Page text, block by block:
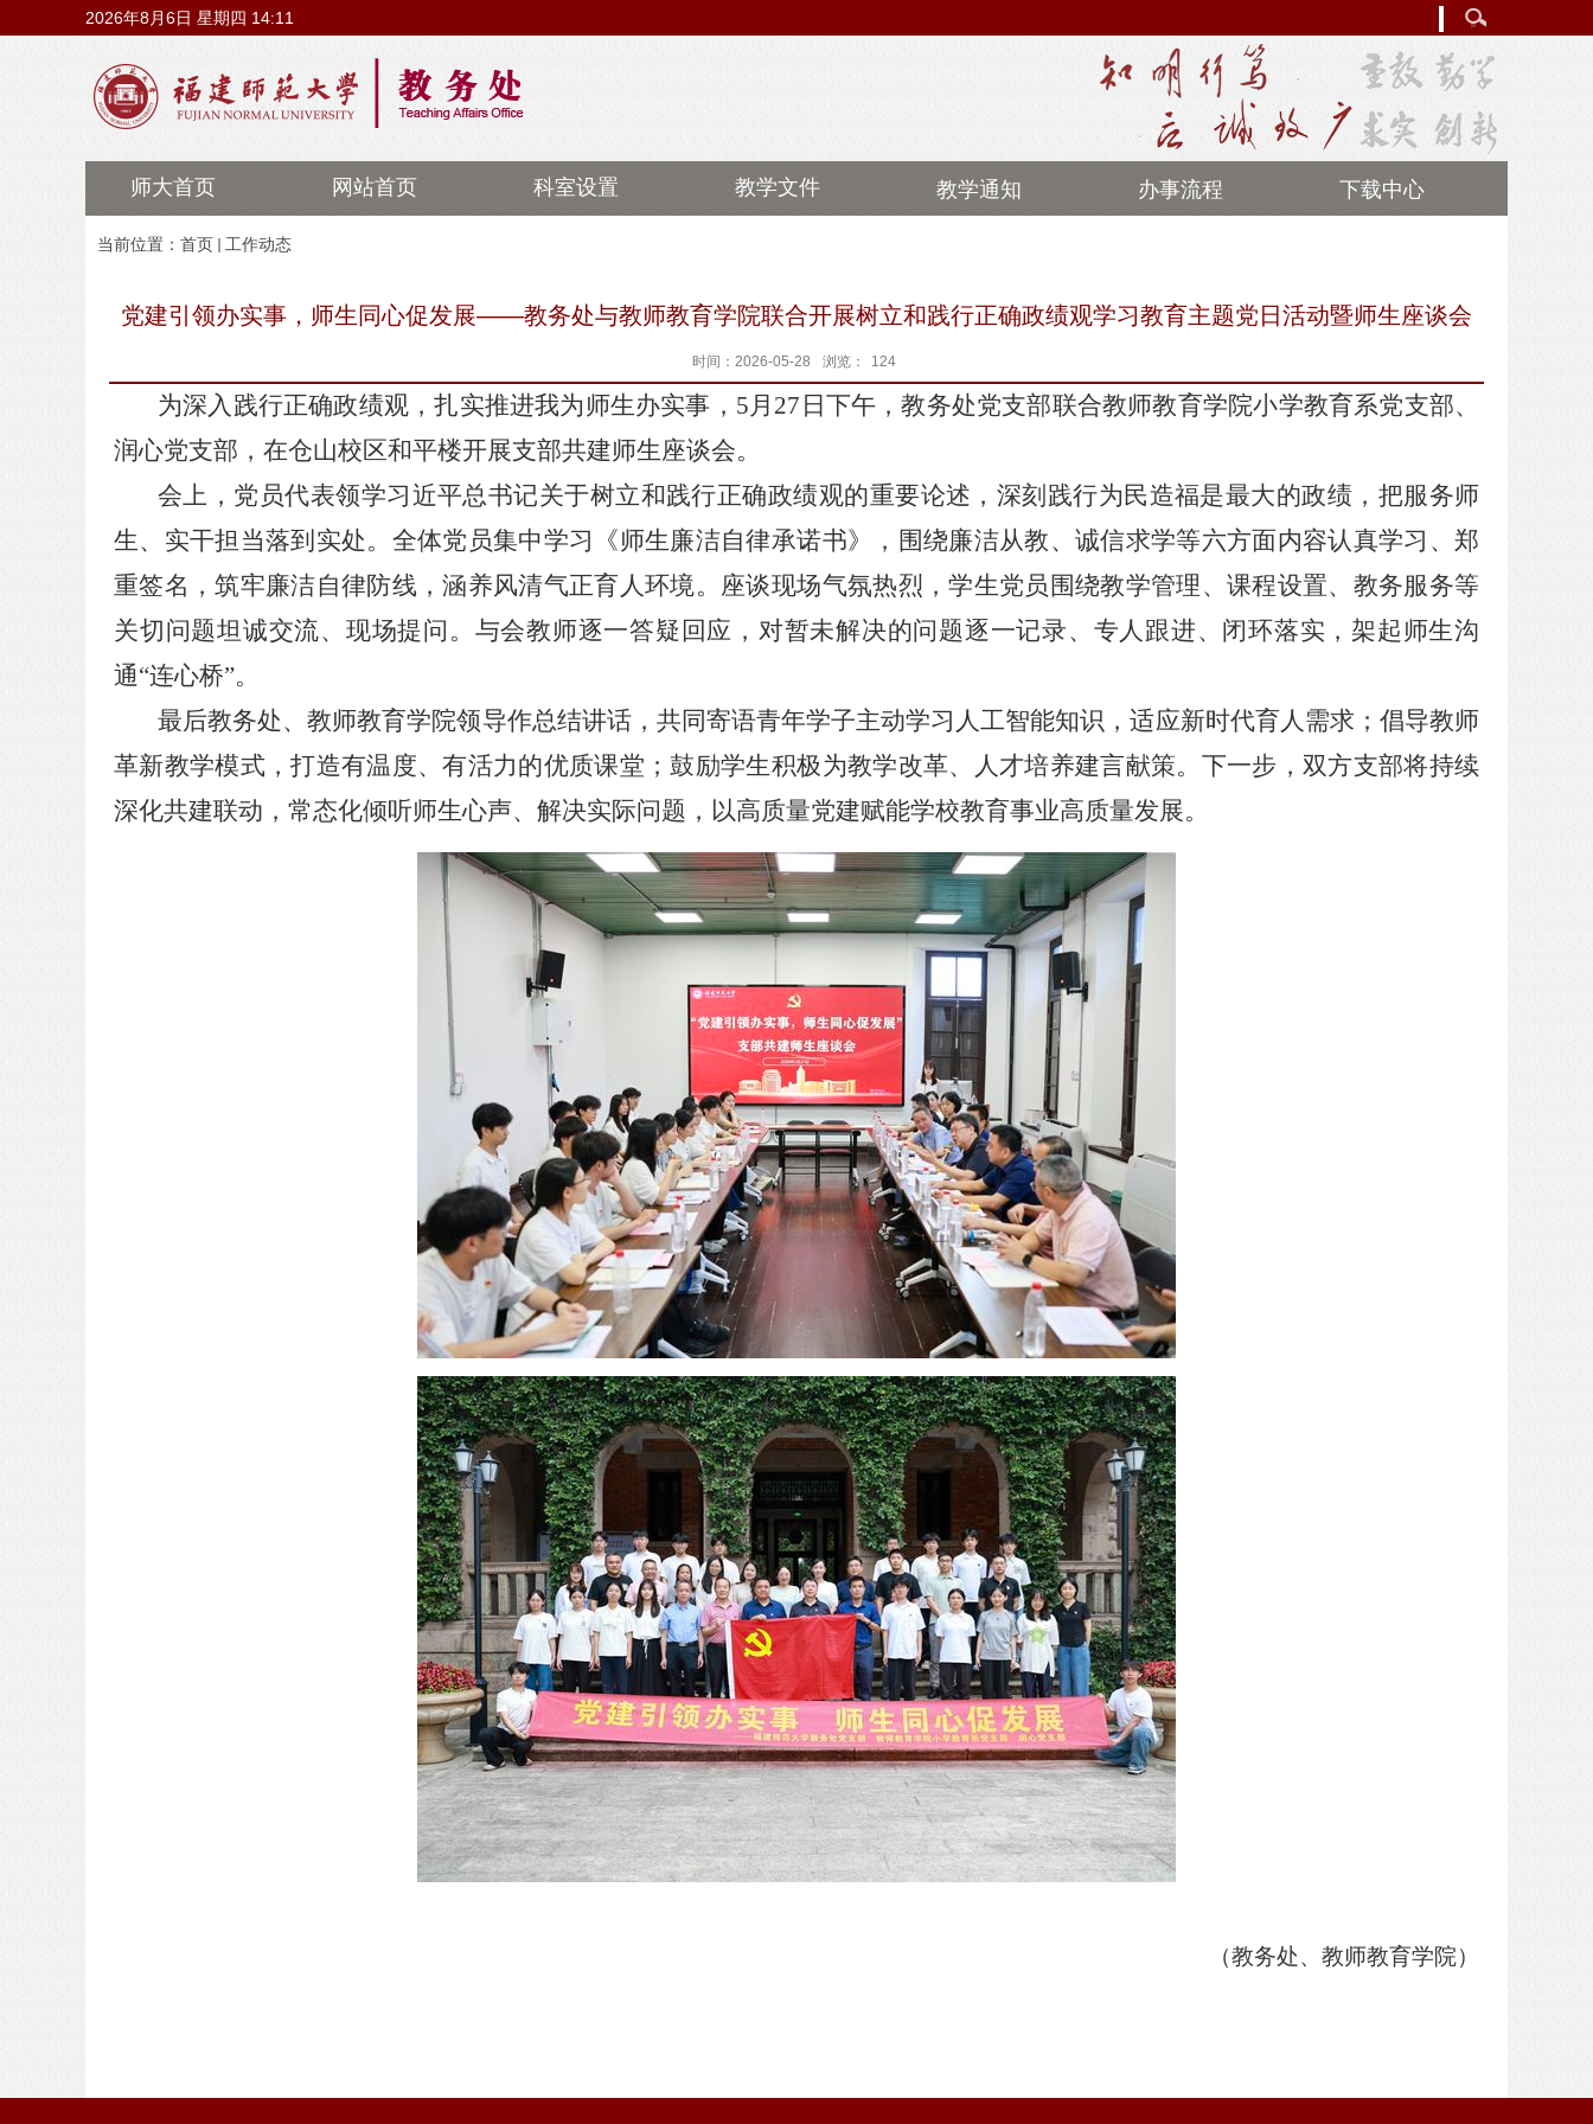
2026年8月6日 星期四 14:11
师大首页 网站首页 科室设置 教学文件 教学通知 办事流程 下载中心
当前位置： 首页 工作动态
党建引领办实事，师生同心促发展——教务处与教师教育学院联合开展树立和践行正确政绩观学习教育主题党日活动暨师生座谈会
时间：2026-05-28 浏览： 124
为深入践行正确政绩观，扎实推进我为师生办实事 ， 5月27日下午，教务处党支部联合教师教育学院小学教育系党支部、
润心党支部，在仓山校区和平楼开展支部共建师生座谈会。
会上，党员代表领学习近平总书记关于树立和践行正确政绩观的重要论述，深刻践行为民造福是最大的政绩 ，把服务师
生、实干担当落到实处。全体党员集中学习《师生廉洁自律承诺书》，围绕廉洁从教、诚信求学等六方面内容认真学习、郑
重签名，筑牢廉洁自律防线，涵养风清气正育人环境。 座谈现场气氛热烈，学生党员围绕教学管理、课程设置、教务服务等
关切问题坦诚交流、现场提问。与会教师逐一答疑回应，对暂未解决的问题逐一记录、专人跟进、闭环落实，架起师生沟
通“连心桥”。
最后教务处、教师教育学院领导作总结讲话，共同寄语青年学子主动学习人工智能知识，适应新时代育人需求；倡导教师
革新教学模式，打造有温度、有活力的优质课堂；鼓励学生积极为教学改革、人才培养建言献策。 下一步，双方支部将持续
深化共建联动，常态化倾听师生心声、解决实际问题，以高质量党建赋能学校教育事业高质量发展。
（教务处、教师教育学院）